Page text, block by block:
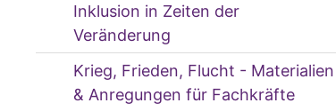
Inklusion in Zeiten der
Veränderung
Krieg, Frieden, Flucht - Materialien
& Anregungen für Fachkräfte